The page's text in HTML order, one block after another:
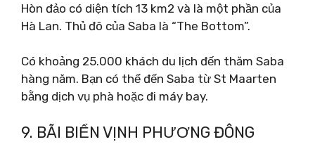
Hòn đảo có diện tích 13 km2 và là một phần của
Hà Lan. Thủ đô của Saba là “The Bottom”.
Có khoảng 25.000 khách du lịch đến thăm Saba
hàng năm. Bạn có thể đến Saba từ St Maarten
bằng dịch vụ phà hoặc đi máy bay.
9. BÃI BIỂN VỊNH PHƯƠNG ĐÔNG